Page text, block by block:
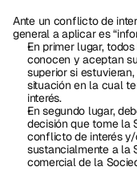
Ante un conflicto de
general a aplicar es
En primer lugar,
conocen y aceptan
superior si
situación en la cual
interés.
En segundo lugar,
decisión que tome la
conflicto de interés
sustancialmente a la
comercial de la